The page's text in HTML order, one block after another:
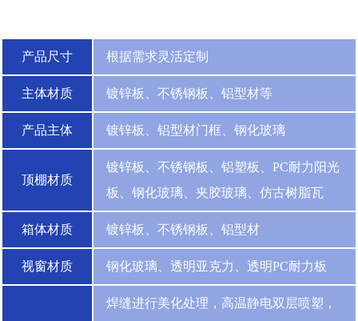
产品尺寸 根据需求灵活定制
主体材质 镀锌板、不锈钢板、铝型材等
产品主体 镀锌板、铝型材门框、钢化玻璃
顶棚材质
镀锌板、不锈钢板、铝塑板、PC耐力阳光
板、钢化玻璃、夹胶玻璃、仿古树脂瓦
箱体材质 镀锌板、不锈钢板、铝型材
视窗材质 钢化玻璃、透明亚克力、透明PC耐力板
焊缝进行美化处理，高温静电双层喷塑，